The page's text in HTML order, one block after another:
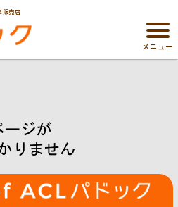
販売店
メニュー